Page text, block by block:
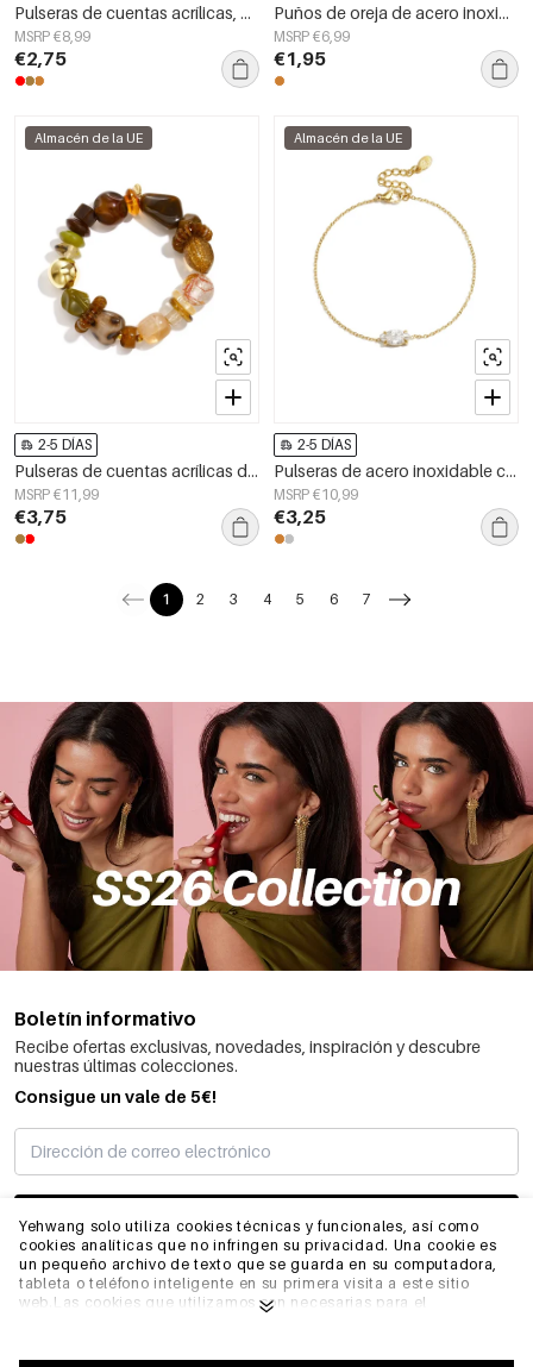
Yehwang solo utiliza cookies técnicas y funcionales, así como
cookies analíticas que no infringen su privacidad. Una cookie es
un pequeño archivo de texto que se guarda en su computadora,
tableta o teléfono inteligente en su primera visita a este sitio
web.Las cookies que utilizamos son necesarias para el
por ejemplo, sus preferencias. También nos permiten optimizar
Pulseras de cuentas acrílicas, cuentas sencillas, serie sencilla diaria, joyería para mujer
MSRP €8,99
€2,75
Puños de oreja de acero inoxidable líneas Simple Daily Simple Series Joyería para mujer
MSRP €6,99
€1,95
Almacén de la UE
2-5 DÍAS
Pulseras de cuentas acrílicas de forma irregular, sencillas, de la serie Simple Daily, joyería para mujer
MSRP €11,99
€3,75
Almacén de la UE
2-5 DÍAS
Pulseras de acero inoxidable con dijes en forma elíptica, sencillas para uso diario, de la serie Simple. Joyería para mujer.
MSRP €10,99
€3,25
1 2 3 4 5 6 7
Boletín informativo
Recibe ofertas exclusivas, novedades, inspiración y descubre
nuestras últimas colecciones.
Consigue un vale de 5€!
SUSCRIBIRME
INFORMACIÓN